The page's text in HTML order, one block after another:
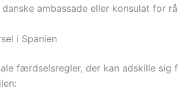
ambassade eller konsulat for
i Spanien
færdselsregler, der kan adskille